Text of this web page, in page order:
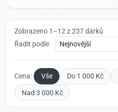
Zobrazeno 1–12 z 237 dárků
Řadit podle
Cena: Vše Do 1 000 Kč
Nad 3 000 Kč